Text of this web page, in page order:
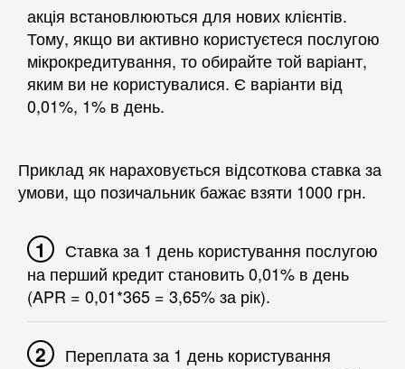
акція встановлюються для нових клієнтів.
Тому, якщо ви активно користуєтеся послугою
мікрокредитування, то обирайте той варіант,
яким ви не користувалися. Є варіанти від
0,01%, 1% в день.
Приклад як нараховується відсоткова ставка за
умови, що позичальник бажає взяти 1000 грн.
Ставка за 1 день користування послугою
на перший кредит становить 0,01% в день
(APR = 0,01*365 = 3,65% за рік).
Переплата за 1 день користування